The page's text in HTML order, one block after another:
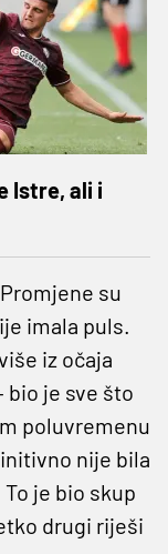
Istre, ali i
su
imala puls.
iz očaja
je sve što
poluvremenu
nije bila
je bio skup
drugi riješi